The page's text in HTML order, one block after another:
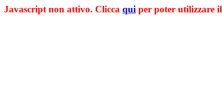
Javascript non attivo. Clicca qui per poter utilizzare